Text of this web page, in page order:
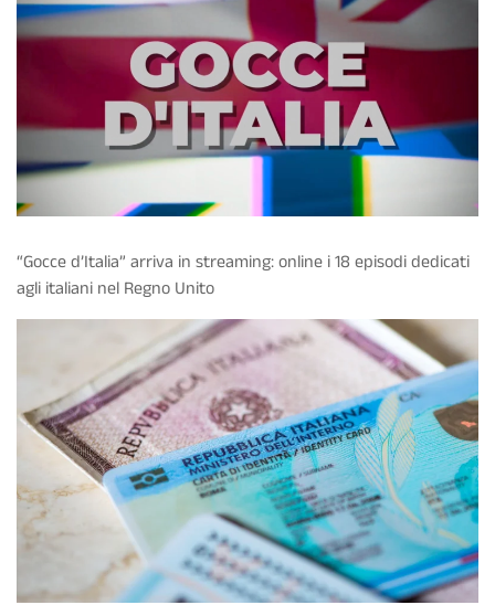
“Gocce d’Italia” arriva in streaming: online i 18 episodi dedicati
agli italiani nel Regno Unito